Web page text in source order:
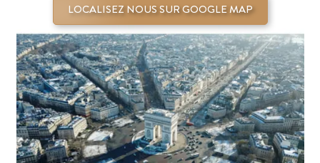
LOCALISEZ NOUS SUR GOOGLE MAP